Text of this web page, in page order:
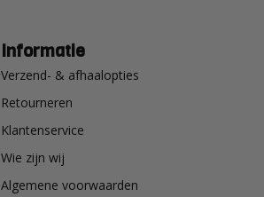
Informatie
Verzend- & afhaalopties
Retourneren
Klantenservice
Wie zijn wij
Algemene voorwaarden